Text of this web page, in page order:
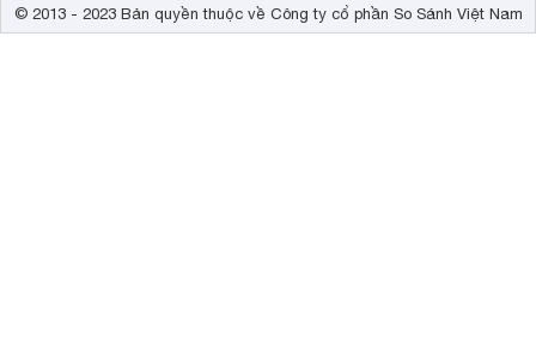
© 2013 - 2023 Bản quyền thuộc về Công ty cổ phần So Sánh Việt Nam